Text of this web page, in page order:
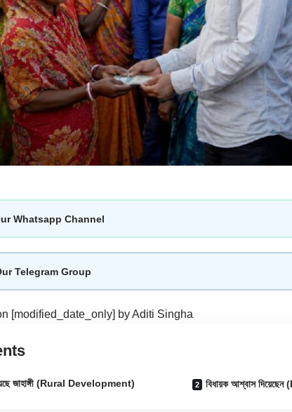
Whatsapp Channel
Telegram Group
[modified_date_only] byAditi Singha
জাহাঙ্গী (Rural Development) বিধায়ক আশ্বাস